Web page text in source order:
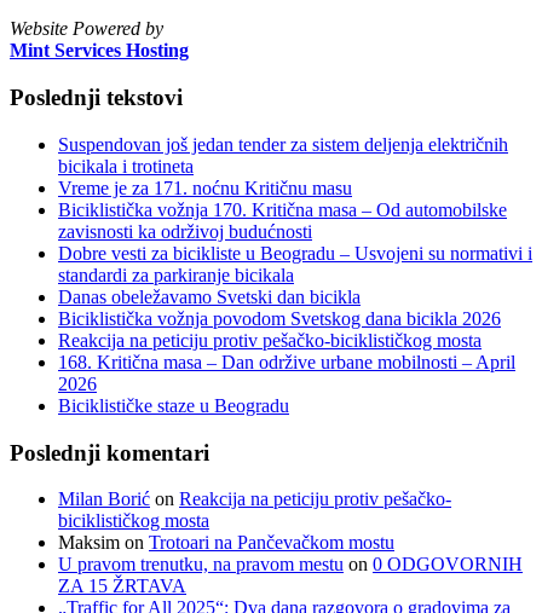
Website Powered by
Mint Services Hosting
Poslednji tekstovi
Suspendovan još jedan tender za sistem deljenja električnih
bicikala i trotineta
Vreme je za 171. noćnu Kritičnu masu
Biciklistička vožnja 170. Kritična masa – Od automobilske
zavisnosti ka održivoj budućnosti
Dobre vesti za bicikliste u Beogradu – Usvojeni su normativi i
standardi za parkiranje bicikala
Danas obeležavamo Svetski dan bicikla
Biciklistička vožnja povodom Svetskog dana bicikla 2026
Reakcija na peticiju protiv pešačko-biciklističkog mosta
168. Kritična masa – Dan održive urbane mobilnosti – April
2026
Biciklističke staze u Beogradu
Poslednji komentari
Milan Borić on Reakcija na peticiju protiv pešačko-
biciklističkog mosta
Maksim on Trotoari na Pančevačkom mostu
U pravom trenutku, na pravom mestu on 0 ODGOVORNIH
ZA 15 ŽRTAVA
„Traffic for All 2025“: Dva dana razgovora o gradovima za